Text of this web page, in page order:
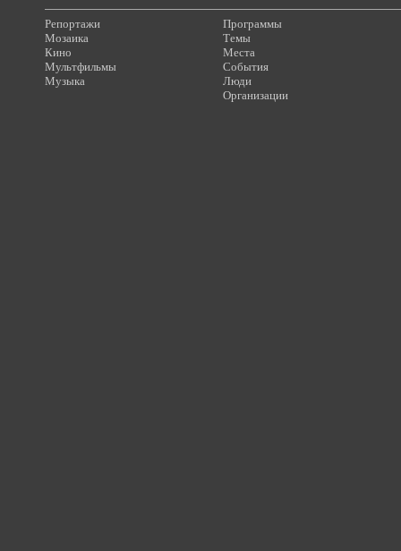
Репортажи
Мозаика
Кино
Мультфильмы
Музыка
Программы
Темы
Места
События
Люди
Организации